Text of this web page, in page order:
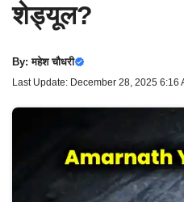
शेड्यूल?
By:महेश चौधरी
Last Update: December 28, 2025 6:16